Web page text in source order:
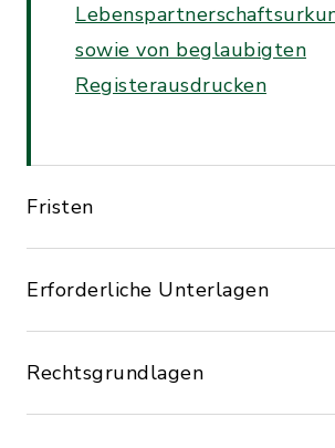
sowie von beglaubigten
Registerausdrucken
Fristen
Erforderliche Unterlagen
Rechtsgrundlagen